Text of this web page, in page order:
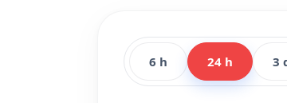
6 h 24 h 3